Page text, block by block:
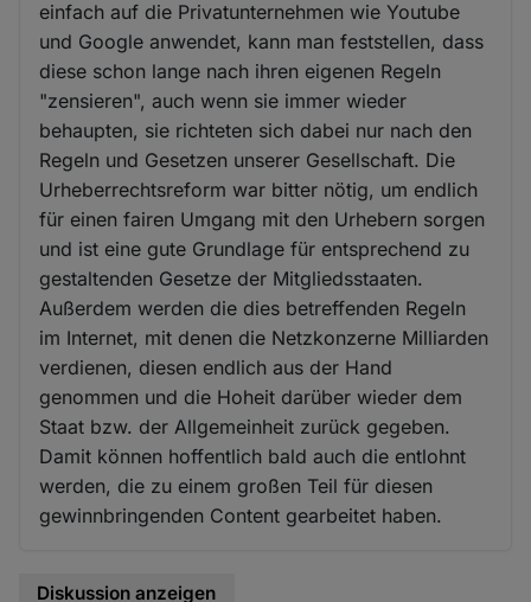
einfach auf die Privatunternehmen wie Youtube
und Google anwendet, kann man feststellen, dass
diese schon lange nach ihren eigenen Regeln
"zensieren", auch wenn sie immer wieder
behaupten, sie richteten sich dabei nur nach den
Regeln und Gesetzen unserer Gesellschaft. Die
Urheberrechtsreform war bitter nötig, um endlich
für einen fairen Umgang mit den Urhebern sorgen
und ist eine gute Grundlage für entsprechend zu
gestaltenden Gesetze der Mitgliedsstaaten.
Außerdem werden die dies betreffenden Regeln
im Internet, mit denen die Netzkonzerne Milliarden
verdienen, diesen endlich aus der Hand
genommen und die Hoheit darüber wieder dem
Staat bzw. der Allgemeinheit zurück gegeben.
Damit können hoffentlich bald auch die entlohnt
werden, die zu einem großen Teil für diesen
gewinnbringenden Content gearbeitet haben.
Diskussion anzeigen